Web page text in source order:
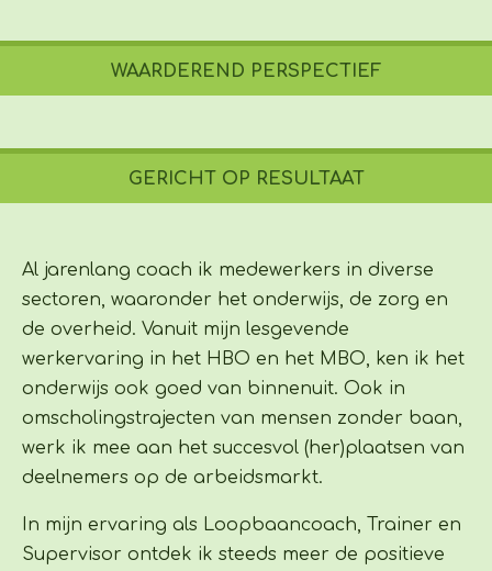
WAARDEREND PERSPECTIEF
GERICHT OP RESULTAAT
Al jarenlang coach ik medewerkers in diverse
sectoren, waaronder het onderwijs, de zorg en
de overheid. Vanuit mijn lesgevende
werkervaring in het HBO en het MBO, ken ik het
onderwijs ook goed van binnenuit. Ook in
omscholingstrajecten van mensen zonder baan,
werk ik mee aan het succesvol (her)plaatsen van
deelnemers op de arbeidsmarkt.
In mijn ervaring als Loopbaancoach, Trainer en
Supervisor ontdek ik steeds meer de positieve